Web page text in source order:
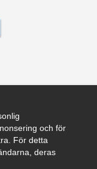
och för
För detta
deras